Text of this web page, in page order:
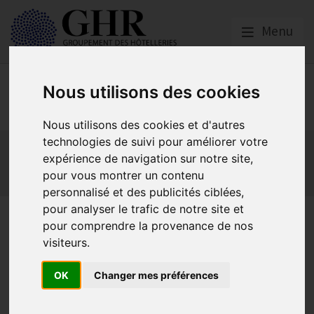
Nous utilisons des cookies
Nous utilisons des cookies et d'autres
technologies de suivi pour améliorer votre
expérience de navigation sur notre site,
pour vous montrer un contenu
personnalisé et des publicités ciblées,
pour analyser le trafic de notre site et
pour comprendre la provenance de nos
visiteurs.
OK Changer mes préférences
Menu
Europe & Numérique
Actualités
Plateformes en ligne
Economie collaborative
Innovation et digitalisation
Mon Parc Num
Informatique Europe
Positions
européennes